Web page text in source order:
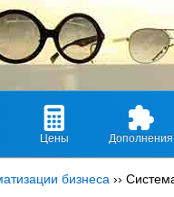
Цены Дополнения
бизнеса ››